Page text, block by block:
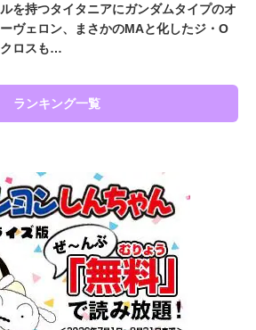
ルを持つタイタニアにガンダムタイプのオ
ーヴェロン、まさかのMAと化したジ・O
クロスも…
ランキング一覧